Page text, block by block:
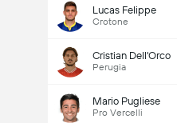
Lucas Felippe
Crotone
Cristian Dell'Orco
Perugia
Mario Pugliese
Pro Vercelli